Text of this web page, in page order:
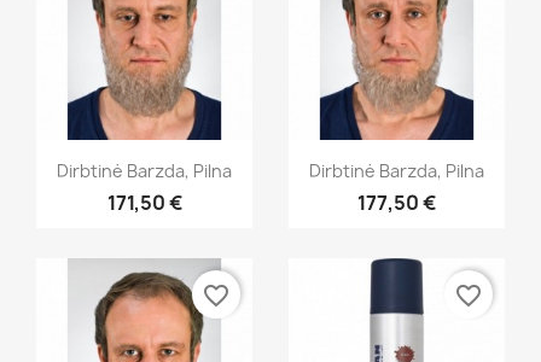
Greita peržiūra
+1
Dirbtinė Barzda, Pilna
171,50 €
Greita peržiūra
Dirbtinė Barzda, Pilna
177,50 €
favorite_border favorite_border